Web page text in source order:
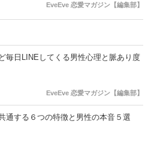
EveEve 恋愛マガジン【編集部】
毎日LINEしてくる男性心理と脈あり度
EveEve 恋愛マガジン【編集部】
通する６つの特徴と男性の本音５選